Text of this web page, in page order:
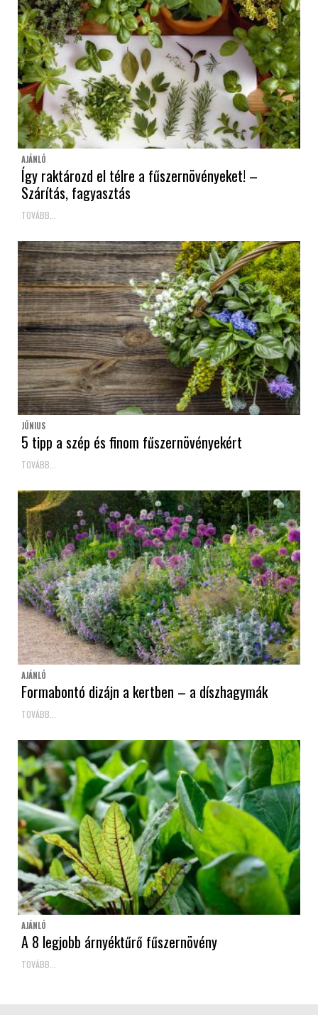
AJÁNLÓ
Így raktározd el télre a fűszernövényeket! –
Szárítás, fagyasztás
TOVÁBB...
JÚNIUS
5 tipp a szép és finom fűszernövényekért
TOVÁBB...
AJÁNLÓ
Formabontó dizájn a kertben – a díszhagymák
TOVÁBB...
AJÁNLÓ
A 8 legjobb árnyéktűrő fűszernövény
TOVÁBB...